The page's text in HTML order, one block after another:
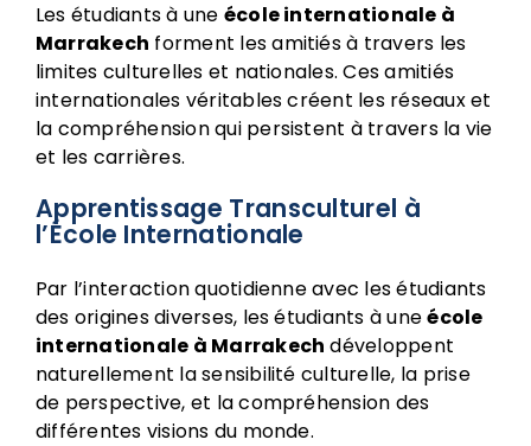
Les étudiants à une école internationale à
Marrakech forment les amitiés à travers les
limites culturelles et nationales. Ces amitiés
internationales véritables créent les réseaux et
la compréhension qui persistent à travers la vie
et les carrières.
Apprentissage Transculturel à
l’École Internationale
Par l’interaction quotidienne avec les étudiants
des origines diverses, les étudiants à uneécole
internationale à Marrakech développent
naturellement la sensibilité culturelle, la prise
de perspective, et la compréhension des
différentes visions du monde.